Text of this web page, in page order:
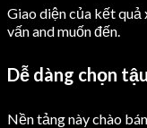
Giao diện của kết quả
vấn and muốn đến.
Dễ dàng chọn
Nền tảng này chào